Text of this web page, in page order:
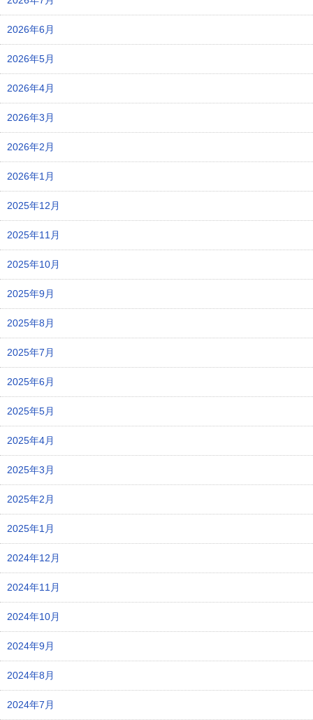
2026年6月
2026年5月
2026年4月
2026年3月
2026年2月
2026年1月
2025年12月
2025年11月
2025年10月
2025年9月
2025年8月
2025年7月
2025年6月
2025年5月
2025年4月
2025年3月
2025年2月
2025年1月
2024年12月
2024年11月
2024年10月
2024年9月
2024年8月
2024年7月